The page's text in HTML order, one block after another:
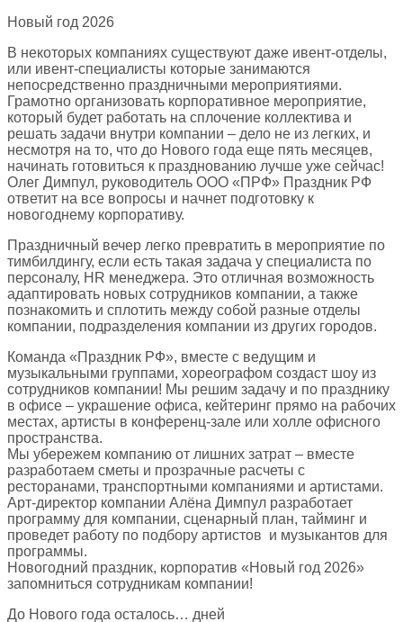
Новый год 2026
В некоторых компаниях существуют даже ивент-отделы,
или ивент-специалисты которые занимаются
непосредственно праздничными мероприятиями.
Грамотно организовать корпоративное мероприятие,
который будет работать на сплочение коллектива и
решать задачи внутри компании – дело не из легких, и
несмотря на то, что до Нового года еще пять месяцев,
начинать готовиться к празднованию лучше уже сейчас!
Олег Димпул, руководитель ООО «ПРФ» Праздник РФ
ответит на все вопросы и начнет подготовку к
новогоднему корпоративу.
Праздничный вечер легко превратить в мероприятие по
тимбилдингу, если есть такая задача у специалиста по
персоналу, HR менеджера. Это отличная возможность
адаптировать новых сотрудников компании, а также
познакомить и сплотить между собой разные отделы
компании, подразделения компании из других городов.
Команда «Праздник РФ», вместе с ведущим и
музыкальными группами, хореографом создаст шоу из
сотрудников компании! Мы решим задачу и по празднику
в офисе – украшение офиса, кейтеринг прямо на рабочих
местах, артисты в конференц-зале или холле офисного
пространства.
Мы убережем компанию от лишних затрат – вместе
разработаем сметы и прозрачные расчеты с
ресторанами, транспортными компаниями и артистами.
Арт-директор компании Алёна Димпул разработает
программу для компании, сценарный план, тайминг и
проведет работу по подбору артистов и музыкантов для
программы.
Новогодний праздник, корпоратив «Новый год 2026»
запомниться сотрудникам компании!
До Нового года осталось… дней